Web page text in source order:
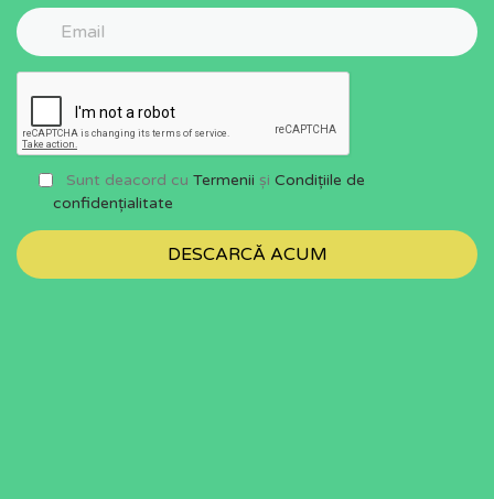
Sunt deacord cu Termenii și Condițiile de
confidențialitate